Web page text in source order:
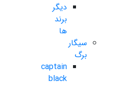
دیگر
برند
ها
سیگار
برگ
captain
black